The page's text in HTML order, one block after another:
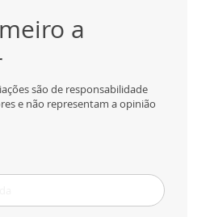
a
são de responsabilidade
e não representam a opinião